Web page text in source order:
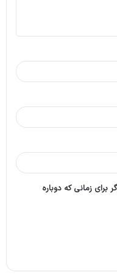
برای زمانی که دوباره